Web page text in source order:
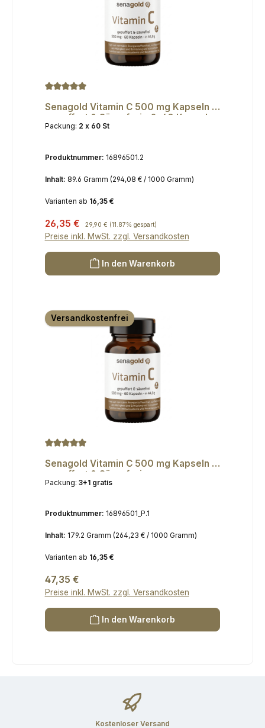
Senagold Vitamin C 500 mg Kapseln -
gepuffert & Säurefrei - 2x60 Kapseln
Packung: 2 x 60 St
Produktnummer: 16896501.2
Inhalt: 89.6 Gramm (294,08 € / 1000 Gramm)
Varianten ab 16,35 €
Verkaufspreis:
26,35 € Regulärer Preis:
29,90 € (11.87% gespart)
Preise inkl. MwSt. zzgl. Versandkosten
In den Warenkorb
Versandkostenfrei
Senagold Vitamin C 500 mg Kapseln -
gepuffert & Säurefrei
Packung: 3+1 gratis
Produktnummer: 16896501_P.1
Inhalt: 179.2 Gramm (264,23 € / 1000 Gramm)
Varianten ab 16,35 €
Regulärer Preis:
47,35 €
Preise inkl. MwSt. zzgl. Versandkosten
In den Warenkorb
Kostenloser Versand